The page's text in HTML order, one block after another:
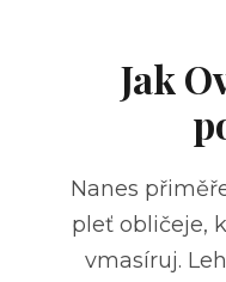
Jak
Nanes
pleť obličeje,
vmasíruj.